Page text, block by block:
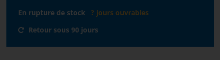
LOGICIELS
DISTRIBUTEURS
En rupture de stock
? jours ouvrables
Retour sous 90 jours